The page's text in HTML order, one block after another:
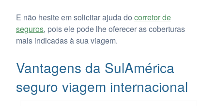
E não hesite em solicitar ajuda do corretor de
seguros, pois ele pode lhe oferecer as coberturas
mais indicadas à sua viagem.
Vantagens da SulAmérica
seguro viagem internacional